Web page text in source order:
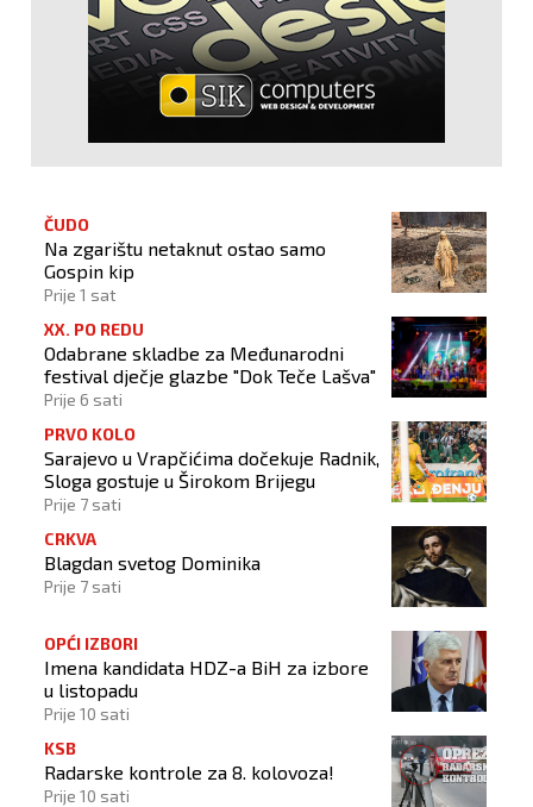
ČUDO
Na zgarištu netaknut ostao samo
Gospin kip
Prije 1 sat
XX. PO REDU
Odabrane skladbe za Međunarodni
festival dječje glazbe "Dok Teče Lašva"
Prije 6 sati
PRVO KOLO
Sarajevo u Vrapčićima dočekuje Radnik,
Sloga gostuje u Širokom Brijegu
Prije 7 sati
CRKVA
Blagdan svetog Dominika
Prije 7 sati
OPĆI IZBORI
Imena kandidata HDZ-a BiH za izbore
u listopadu
Prije 10 sati
KSB
Radarske kontrole za 8. kolovoza!
Prije 10 sati